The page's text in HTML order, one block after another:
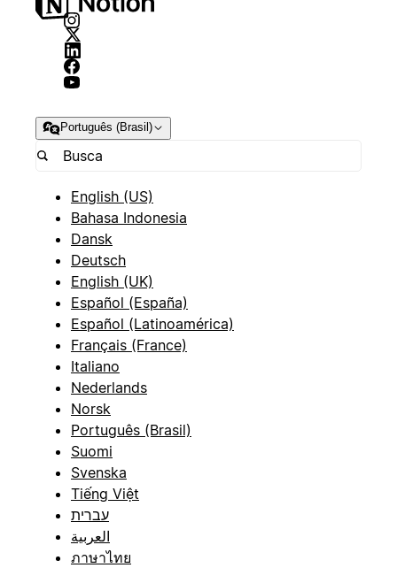
Português (Brasil)
English (US)
Bahasa Indonesia
Dansk
Deutsch
English (UK)
Español (España)
Español (Latinoamérica)
Français (France)
Italiano
Nederlands
Norsk
Português (Brasil)
Suomi
Svenska
Tiếng Việt
עברית
العربية
ภาษาไทย